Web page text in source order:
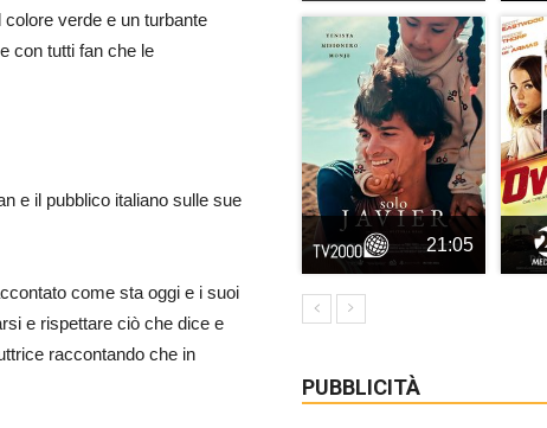
verde e un turbante
con tutti fan che le
e il pubblico italiano sulle sue
come sta oggi e i suoi
e rispettare ciò che dice e
raccontando che in
21:05
PUBBLICITÀ